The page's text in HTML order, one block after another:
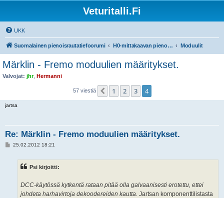
Veturitalli.Fi
UKK
Suomalainen pienoisrautatiefoorumi H0-mittakaavan pienoisrautatiet Moduulit
Märklin - Fremo moduulien määritykset.
Valvojat: jhr, Hermanni
57 viestiä Edellinen
1 2 3 4
jartsa
Re: Märklin - Fremo moduulien määritykset.
V25.02.2012 18:21
Psi kirjoitti:
DCC-käytössä kytkentä rataan pitää olla galvaanisesti erotettu, ettei
johdeta harhavirtoja dekoodereiden kautta. Jartsan komponenttilistasta